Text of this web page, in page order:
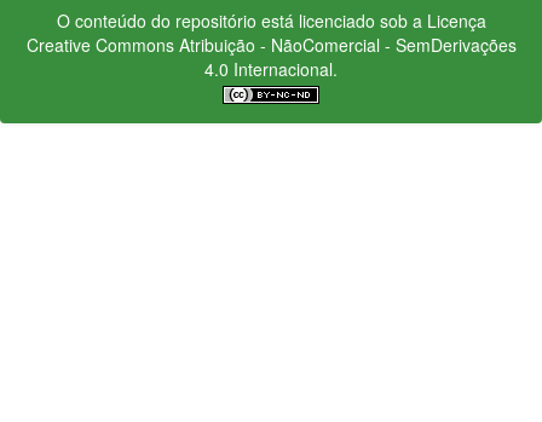
O conteúdo do repositório está licenciado sob a Licença
Creative CommonsAtribuição - NãoComercial - SemDerivações
4.0 Internacional.